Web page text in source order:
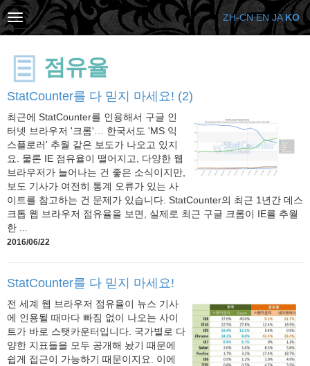
점유율
StatCounter를 다 믿지 마세요! (2)
최근에 StatCounter를 인용해서 구글 인
터넷 브라우저 '크롬'… 한국서도 'MS 익
스플로러' 추월 같은 보도가 나오고 있지
요. 물론 IE 점유율이 떨어지고, 다양한 웹
브라우저가 늘어나는 건 좋은 소식이지만,
보도 기사가 여전히 통계 오류가 있는 사
이트를 참고하는 건 문제가 있습니다. StatCounter의 최근 1년간 데스
크톱 웹 브라우저 점유율을 보면, 실제로 최근 구글 크롬이 IE를 추월
한 ...
2016/06/22
StatCounter를 다 믿지 마세요!
전 세계 웹 브라우저 점유율이 뉴스 기사
에 인용될 때마다 빠짐 없이 나오는 사이
트가 바로 스탯카운터입니다. 국가별로 다
양한 지표들을 모두 공개해 놨기 때문에
쉽게 접근이 가능하기 때문이지요. 이에
ZH-CN EN JA KO